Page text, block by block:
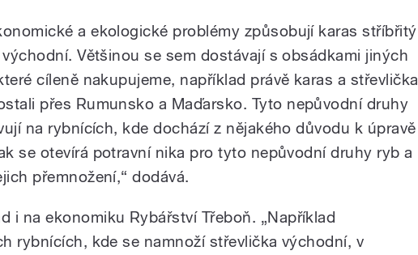
a ekologické problémy způsobují karas stříbřitý
Většinou se sem dostávají s obsádkami jiných
cíleně nakupujeme, například právě karas a střevlička
přes Rumunsko a Maďarsko. Tyto nepůvodní druhy
na rybnících, kde dochází z nějakého důvodu k úpravě
se otevírá potravní nika pro tyto nepůvodní druhy ryb a
přemnožení,“ dodává.
i na ekonomiku Rybářství Třeboň. „Například
rybnících, kde se namnoží střevlička východní, v